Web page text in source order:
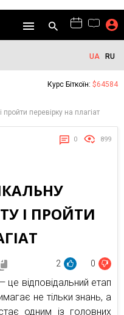
UA RU
Курс Біткоїн: $64584
перевірку на плагіат
0 899
І ПРОЙТИ
2 0
відповідальний етап
не тільки знань, а
одним із головних